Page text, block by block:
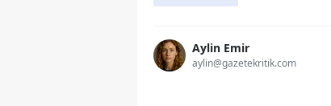
Aylin Emir
aylin@gazetekritik.com